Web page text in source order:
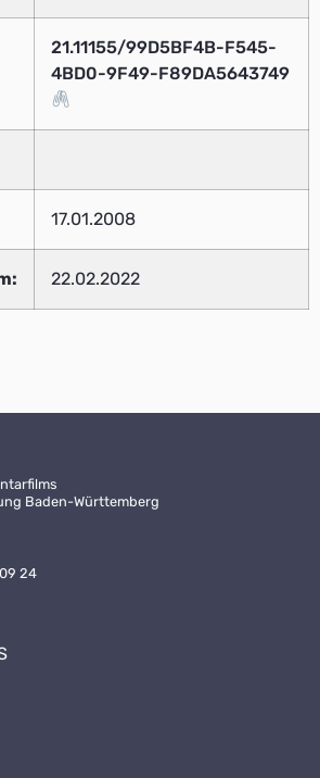
21.11155/99D5BF4B-F545-
4BD0-9F49-F89DA5643749
17.01.2008
22.02.2022
Baden-Württemberg
24